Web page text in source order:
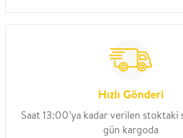
Hızlı Gönderi
Saat 13:00’ya kadar verilen stoktaki
gün kargoda